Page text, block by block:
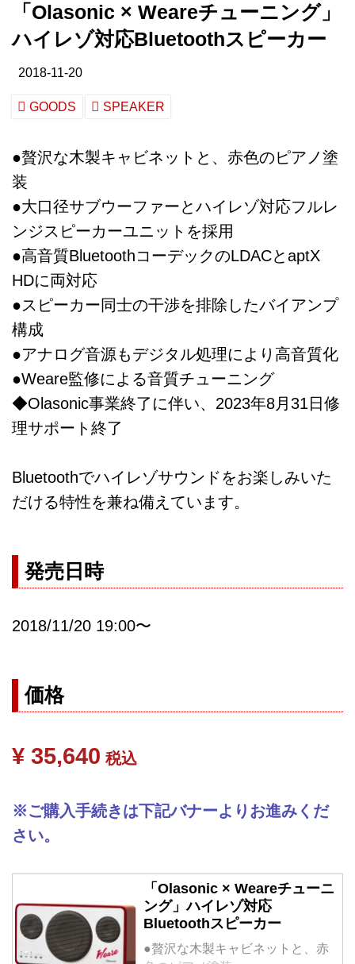
「Olasonic × Weareチューニング」
ハイレゾ対応Bluetoothスピーカー
2018-11-20
GOODS SPEAKER
●贅沢な木製キャビネットと、赤色のピアノ塗
装
●大口径サブウーファーとハイレゾ対応フルレ
ンジスピーカーユニットを採用
●高音質BluetoothコーデックのLDACとaptX
HDに両対応
●スピーカー同士の干渉を排除したバイアンプ
構成
●アナログ音源もデジタル処理により高音質化
●Weare監修による音質チューニング
◆Olasonic事業終了に伴い、2023年8月31日修
理サポート終了
Bluetoothでハイレゾサウンドをお楽しみいた
だける特性を兼ね備えています。
発売日時
2018/11/20 19:00〜
価格
¥ 35,640 税込
※ご購入手続きは下記バナーよりお進みくだ
さい。
「Olasonic × Weareチューニ
ング」ハイレゾ対応
Bluetoothスピーカー
●贅沢な木製キャビネットと、赤